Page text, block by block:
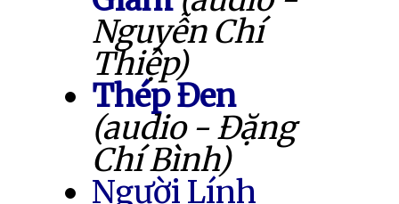
Nguyễn Chí
Thiệp)
Thép Đen
(audio - Đặng
Chí Bình)
Người Lính